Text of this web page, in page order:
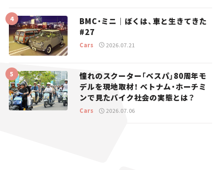
BMC・ミニ｜ぼくは、車と生きてきた
#27
Cars 2026.07.21
憧れのスクーター「ベスパ」80周年モ
デルを現地取材！ ベトナム・ホーチミ
ンで見たバイク社会の実態とは？
Cars 2026.07.06